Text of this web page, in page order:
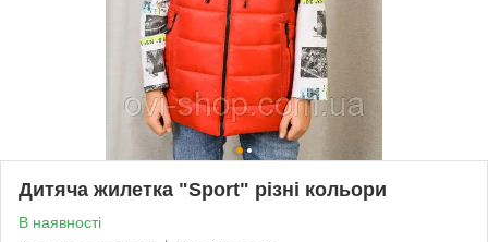
Дитяча жилетка "Sport" різні кольори
В наявності